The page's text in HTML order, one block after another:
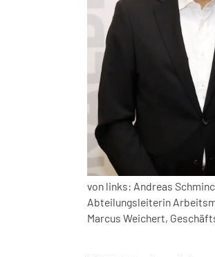
von links: Andreas
Abteilungsleiterin
Marcus Weichert,